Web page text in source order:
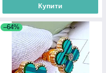
Купити
–64%